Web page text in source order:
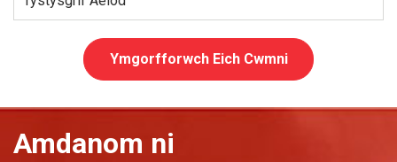
Ymgorfforwch Eich Cwmni
Amdanom ni